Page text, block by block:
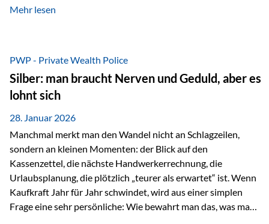
starken Anstiegen. Diese verändern jedoch nicht die
von geopolitischen Spannungen, einer stark ausgeweiteten
Geldmenge sowie strukturellen Verschiebungen an den
Kapitalmärkten geprägt ist, bleibt Gold ein bewährter Anker.
Nicht, weil…
Mehr lesen
PWP - Private Wealth Police
Silber: man braucht Nerven und Geduld, aber es
lohnt sich
28. Januar 2026
Manchmal merkt man den Wandel nicht an Schlagzeilen,
sondern an kleinen Momenten: der Blick auf den
Kassenzettel, die nächste Handwerkerrechnung, die
Urlaubsplanung, die plötzlich „teurer als erwartet“ ist. Wenn
Kaufkraft Jahr für Jahr schwindet, wird aus einer simplen
Frage eine sehr persönliche: Wie bewahrt man das, was man